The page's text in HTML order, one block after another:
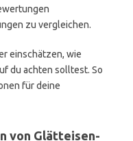
zu vergleichen.
einschätzen, wie
du achten solltest. So
für deine
von Glätteisen-